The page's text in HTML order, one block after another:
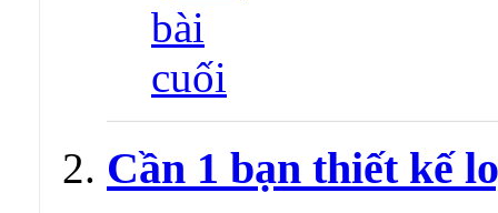
Cần 1 bạn thiết kế